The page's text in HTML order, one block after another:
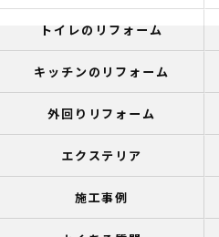
トイレのリフォーム
キッチンのリフォーム
外回りリフォーム
エクステリア
施工事例